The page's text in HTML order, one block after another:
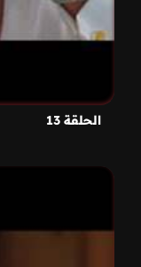
الحلقة 13